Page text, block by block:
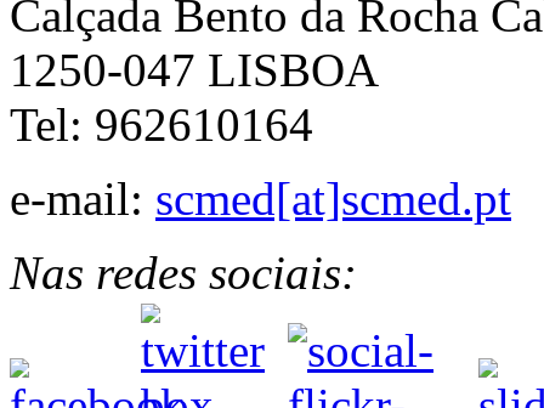
Calçada Bento da Rocha
1250-047 LISBOA
Tel: 962610164
e-mail: scmed[at]scmed.pt
Nas redes sociais: